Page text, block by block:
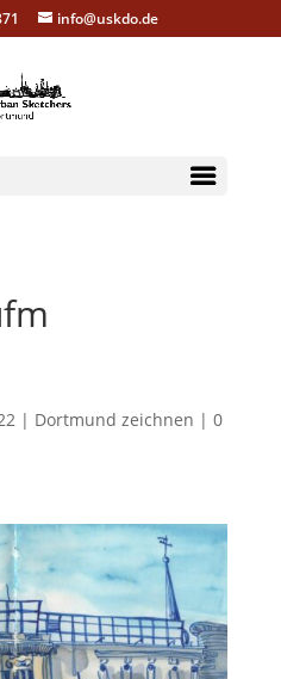
info@uskdo.de
| Dortmund zeichnen | 0